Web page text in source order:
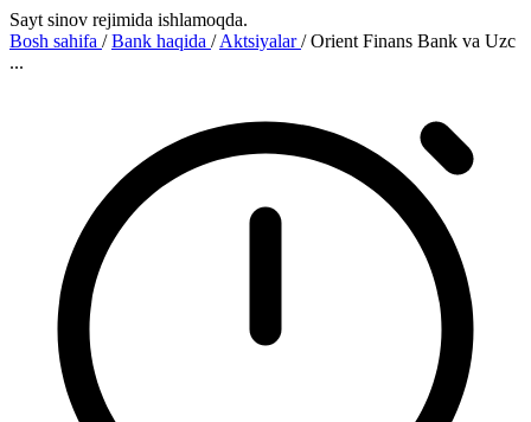
Sayt sinov rejimida ishlamoqda.
Bosh sahifa / Bank haqida / Aktsiyalar/Orient Finans Bank va Uzc
...